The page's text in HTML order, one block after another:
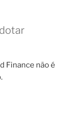
Finance não é